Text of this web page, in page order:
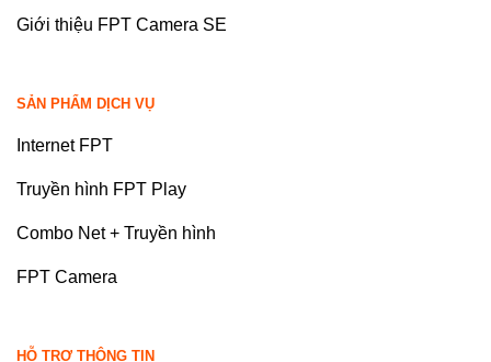
Giới thiệu FPT Camera SE
SẢN PHẨM DỊCH VỤ
Internet FPT
Truyền hình FPT Play
Combo Net + Truyền hình
FPT Camera
HỖ TRỢ THÔNG TIN